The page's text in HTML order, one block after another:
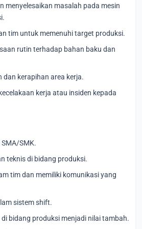
menyelesaikan masalah pada mesin
tim untuk memenuhi target produksi.
rutin terhadap bahan baku dan
dan kerapihan area kerja.
kerja atau insiden kepada
SMK.
teknis di bidang produksi.
tim dan memiliki komunikasi yang
sistem shift.
bidang produksi menjadi nilai tambah.